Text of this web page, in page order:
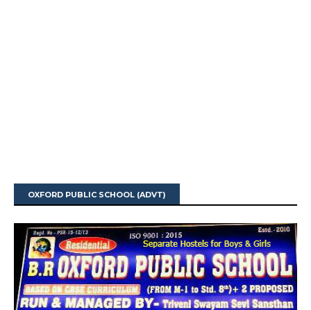
OXFORD PUBLIC SCHOOL (ADVT)